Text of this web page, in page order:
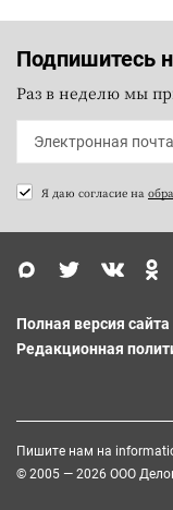
Подпишитесь
Раз в неделю мы
Я даю согласие на
Полная версия сайта
Редакционная
Пишите нам на
© 2005 — 2026 ООО